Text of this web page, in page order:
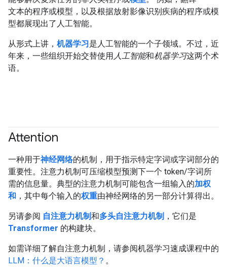
文本的程序或模型，以及根据放射影像识别疾病的程序或模
型都展现出了人工智能。
从形式上讲， 机器学习是人工智能的一个子领域。不过，近
年来，一些组织开始交替使用 人工智能和机器学习这两个术
语。
Attention
一种用于神经网络的机制，用于指示特定字词或字词部分的
重要性。注意力机制可压缩模型预测下一个 token/字词所
需的信息量。典型的注意力机制可能包含一组输入的加权
和 ，其中每个输入的权重由神经网络的另一部分计算得出。
另请参阅 自注意力机制和多头自注意力机制 ，它们是
Transformer 的构建块。
如需详细了解自注意力机制，请参阅机器学习速成课程中的
LLM：什么是大语言模型？ 。